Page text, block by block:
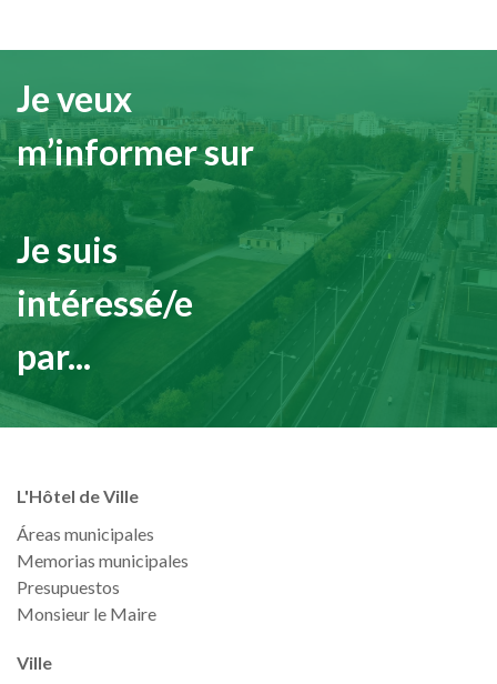
Je veux
m’informer sur
Je suis
intéressé/e
par...
L'Hôtel de Ville
Áreas municipales
Memorias municipales
Presupuestos
Monsieur le Maire
Ville